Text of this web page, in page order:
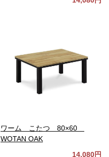
ワーム こたつ 80×60
WOTAN OAK
14,080円